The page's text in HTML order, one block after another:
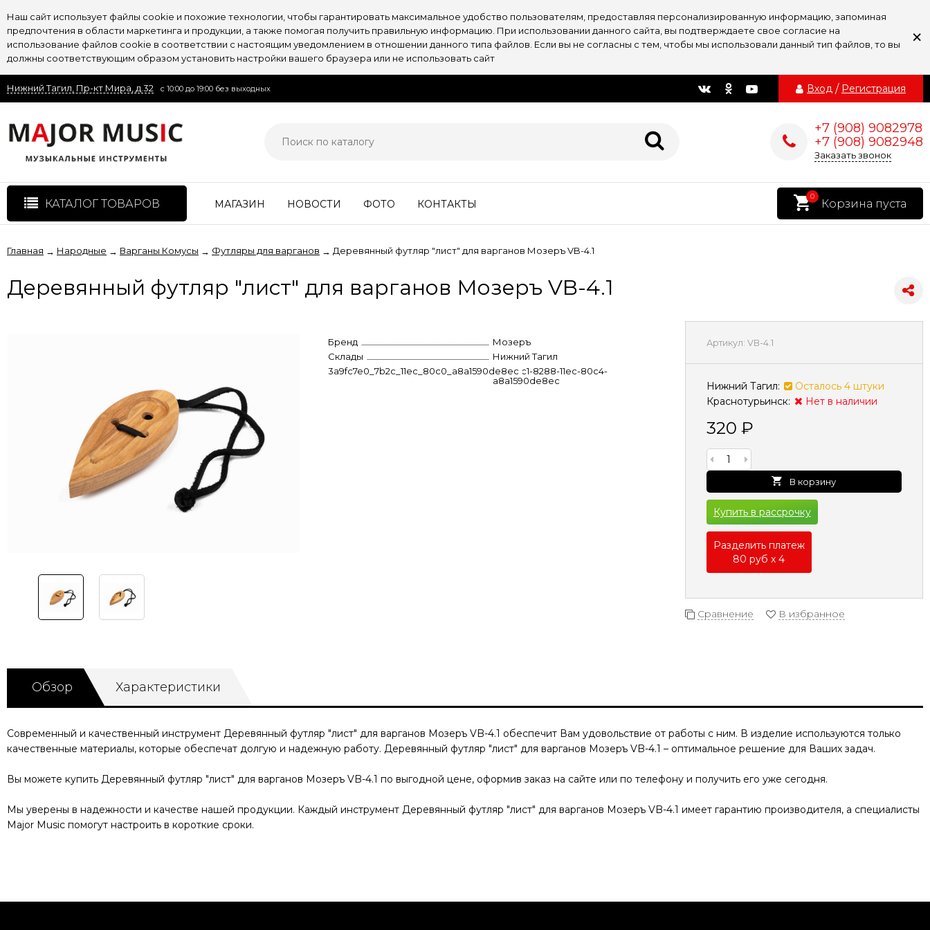
Наш сайт использует файлы cookie и похожие технологии, чтобы гарантировать максимальное удобство пользователям, предоставляя персонализированную информацию, запоминая
предпочтения в области маркетинга и продукции, а также помогая получить правильную информацию. При использовании данного сайта, вы подтверждаете свое согласие на
использование файлов cookie в соответствии с настоящим уведомлением в отношении данного типа файлов. Если вы не согласны с тем, чтобы мы использовали данный тип файлов, то вы
должны соответствующим образом установить настройки вашего браузера или не использовать сайт
×
Нижний Тагил, Пр-кт Мира, д.32 с 10:00 до 19:00 без выходных Вход / Регистрация
+7 (908) 9082978
+7 (908) 9082948
Заказать звонок
КАТАЛОГ ТОВАРОВ Корзина пуста
0
МАГАЗИН НОВОСТИ ФОТО КОНТАКТЫ
Главная → Народные → Варганы Комусы → Футляры для варганов → Деревянный футляр "лист" для варганов Мозеръ VB-4.1
Деревянный футляр "лист" для варганов Мозеръ VB-4.1
Артикул: VB-4.1
Нижний Тагил:
Осталось 4 штуки
Краснотурьинск:
Нет в наличии
320 ₽
В корзину
Купить в рассрочку
Разделить платеж
80 руб х 4
Сравнение В избранное
Бренд
Мозеръ
Склады
Нижний Тагил
3a9fc7e0_7b2c_11ec_80c0_a8a1590de8ecfc2df8c1-8288-11ec-80c4-
a8a1590de8ec
Обзор Характеристики
Современный и качественный инструмент Деревянный футляр "лист" для варганов Мозеръ VB-4.1 обеспечит Вам удовольствие от работы с ним. В изделие используются только
качественные материалы, которые обеспечат долгую и надежную работу. Деревянный футляр "лист" для варганов Мозеръ VB-4.1 – оптимальное решение для Ваших задач.
Вы можете купить Деревянный футляр "лист" для варганов Мозеръ VB-4.1 по выгодной цене, оформив заказ на сайте или по телефону и получить его уже сегодня.
Мы уверены в надежности и качестве нашей продукции. Каждый инструмент Деревянный футляр "лист" для варганов Мозеръ VB-4.1 имеет гарантию производителя, а специалисты
Major Music помогут настроить в короткие сроки.